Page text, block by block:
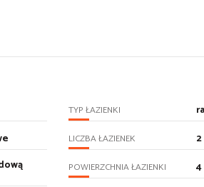
TYP ŁAZIENKI
LICZBA ŁAZIENEK 2
POWIERZCHNIA ŁAZIENKI